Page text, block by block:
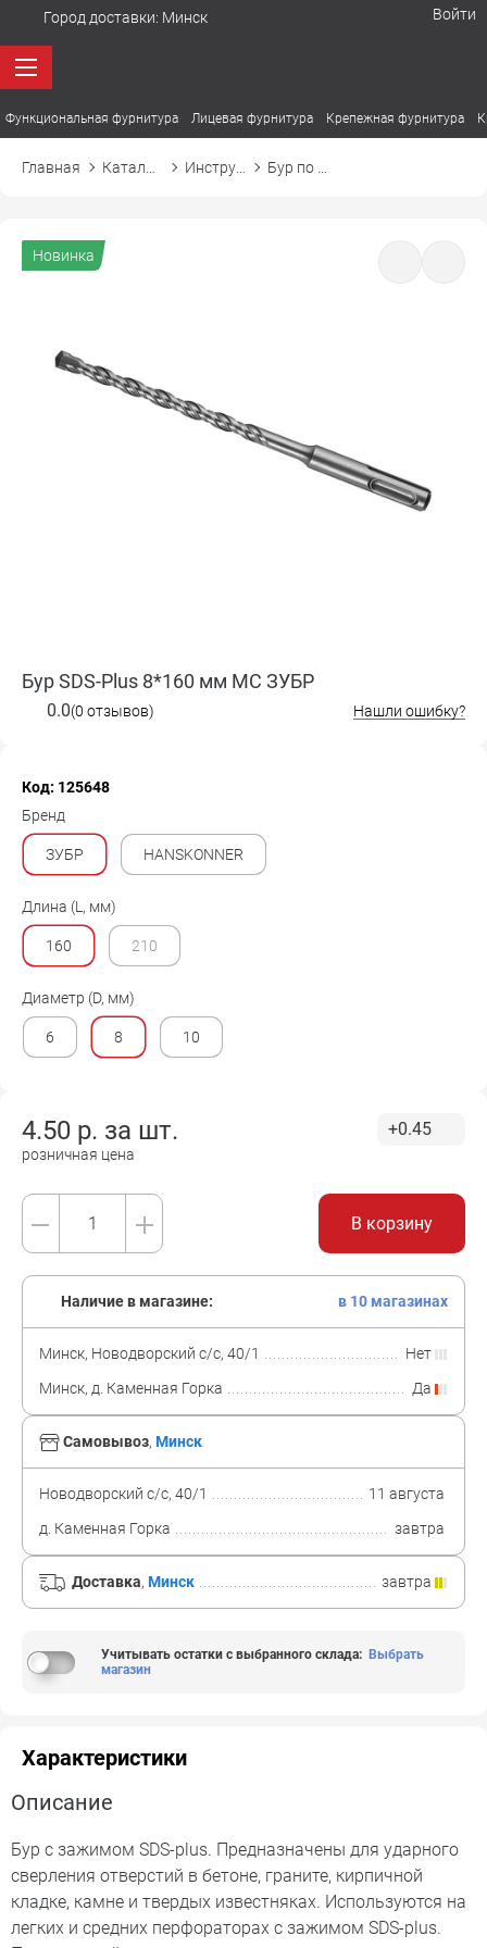
Город доставки: Минск Войти
Функциональная фурнитура Лицевая фурнитура Крепежная фурнитура
Главная
Новинка
Бур SDS-Plus 8*160 мм МС ЗУБР
0.0(0 отзывов) Нашли ошибку?
Код: 125648
Бренд
ЗУБР HANSKONNER
Длина (L, мм)
160 210
Диаметр (D, мм)
6 8 10
4.50 р. за шт.
розничная цена
+0.45
В корзину
Самовывоз, Минск
Новодворский с/с, 40/1
11 августа
д. Каменная Горка
завтра
Доставка, Минск завтра
Наличие в магазине: в 10 магазинах
Минск, Новодворский с/с, 40/1
Нет
Минск, д. Каменная Горка
Да
Учитывать остатки с выбранного склада: Выбрать
магазин
Характеристики
Описание
Бур с зажимом SDS-plus. Предназначены для ударного
сверления отверстий в бетоне, граните, кирпичной
кладке, камне и твердых известняках. Используются на
легких и средних перфораторах с зажимом SDS-plus.